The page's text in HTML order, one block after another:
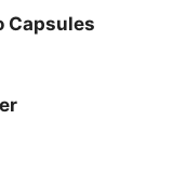
Capsules